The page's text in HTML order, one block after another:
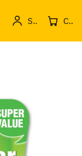
Sign in Cos de produse